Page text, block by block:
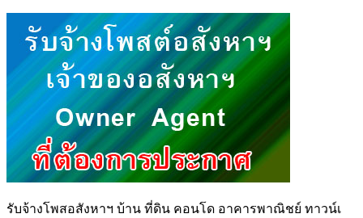
รับจ้างโพสอสังหาฯ บ้าน ที่ดิน คอนโด อาคารพาณิชย์ ทาวน์เ